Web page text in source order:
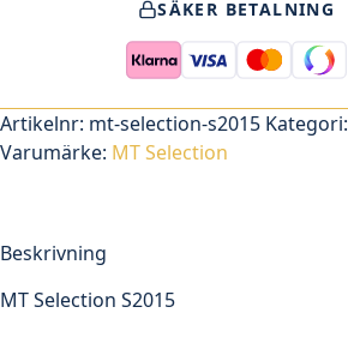
SÄKER BETALNING
Artikelnr: mt-selection-s2015 Kategori:
Varumärke: MT Selection
Beskrivning
MT Selection S2015